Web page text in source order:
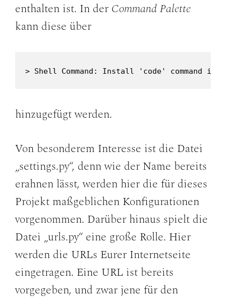
enthalten ist. In der Command Palette
kann diese über
> Shell Command: Install 'code' command in
hinzugefügt werden.
Von besonderem Interesse ist die Datei
„settings.py“, denn wie der Name bereits
erahnen lässt, werden hier die für dieses
Projekt maßgeblichen Konfigurationen
vorgenommen. Darüber hinaus spielt die
Datei „urls.py“ eine große Rolle. Hier
werden die URLs Eurer Internetseite
eingetragen. Eine URL ist bereits
vorgegeben, und zwar jene für den